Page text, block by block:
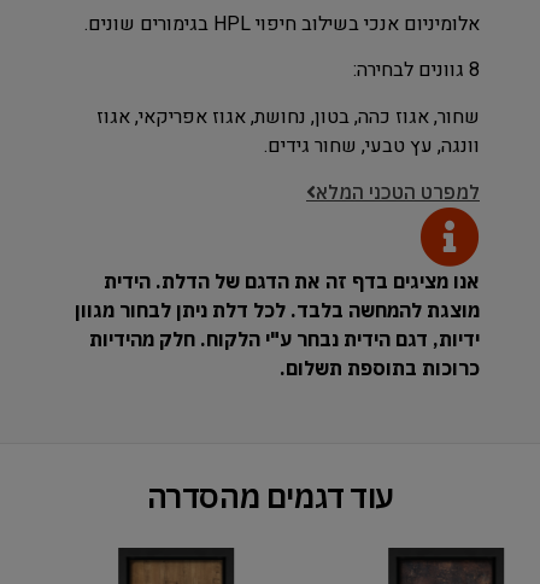
אלומיניום אנכי בשילוב חיפוי HPL בגימורים שונים.
8 גוונים לבחירה:
שחור, אגוז כהה, בטון, נחושת, אגוז אפריקאי, אגוז
וונגה, עץ טבעי, שחור גידים.
למפרט הטכני המלא
אנו מציגים בדף זה את הדגם של הדלת. הידית
מוצגת להמחשה בלבד. לכל דלת ניתן לבחור מגוון
ידיות, דגם הידית נבחר ע"י הלקוח. חלק מהידיות
כרוכות בתוספת תשלום.
עוד דגמים מהסדרה